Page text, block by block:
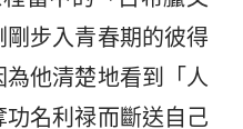
步入青春期的彼得
他清楚地看到「人
名利禄而斷送自己